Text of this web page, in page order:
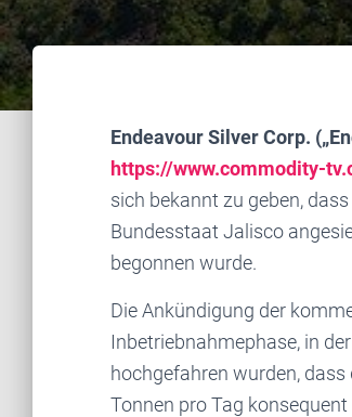
Endeavour Silver Corp.
https://www.commodity-
sich bekannt zu geben,
Bundesstaat Jalisco
begonnen wurde.
Die Ankündigung der
Inbetriebnahmephase, in
hochgefahren wurden,
Tonnen pro Tag